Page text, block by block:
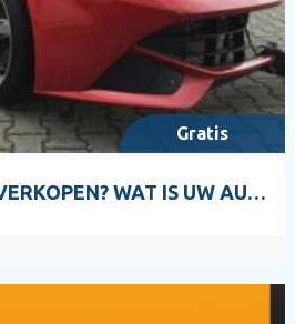
Gratis
GRATIS UW AUTO VERKOPEN? WAT IS UW AUTO WAARD VOOR EXPORT?